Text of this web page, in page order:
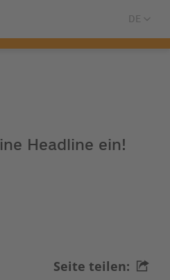
Headline ein!
Seite teilen: